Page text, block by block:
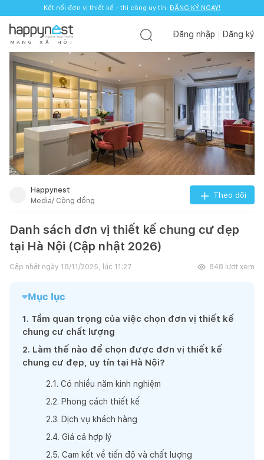
Kết nối đơn vị thiết kế - thi công uy tín. ĐĂNG KÝ NGAY!
M Ạ N G X Ã H Ộ I
Đăng nhập Đăng ký
Happynest
Media/ Cộng đồng
Theo dõi
Danh sách đơn vị thiết kế chung cư đẹp
tại Hà Nội (Cập nhật 2026)
Cập nhật ngày 18/11/2025, lúc 11:27 848 lượt xem
Mục lục
1. Tầm quan trọng của việc chọn đơn vị thiết kế
chung cư chất lượng
2. Làm thế nào để chọn được đơn vị thiết kế
chung cư đẹp, uy tín tại Hà Nội?
2.1 . Có nhiều năm kinh nghiệm
2.2. Phong cách thiết kế
2.3. Dịch vụ khách hàng
2.4. Giá cả hợp lý
2.5. Cam kết về tiến độ và chất lượng